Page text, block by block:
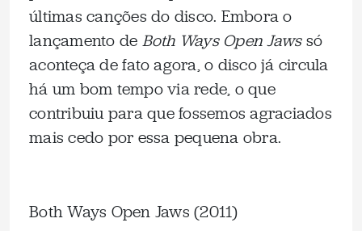
últimas canções do disco. Embora o
lançamento de Both Ways Open Jawssó
aconteça de fato agora, o disco já circula
há um bom tempo via rede, o que
contribuiu para que fossemos agraciados
mais cedo por essa pequena obra.
Both Ways Open Jaws (2011)